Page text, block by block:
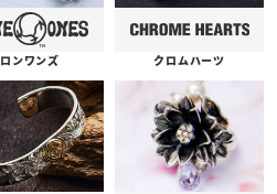
ロンワンズ クロムハーツ